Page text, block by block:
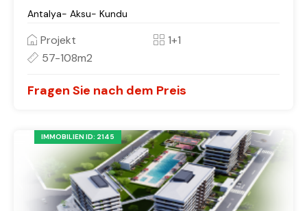
Antalya- Aksu- Kundu
Projekt
1+1
57-108m2
Fragen Sie nach dem Preis
IMMOBILIEN ID: 2145